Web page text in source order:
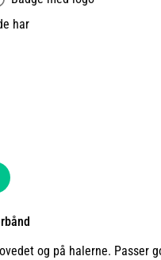
har
og på halerne. Passer